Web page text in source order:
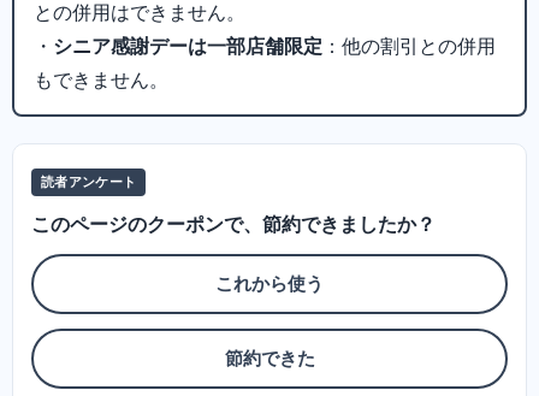
との併用はできません。
・ シニア感謝デーは一部店舗限定 ：他の割引との併用
もできません。
読者アンケート
このページのクーポンで、節約できましたか？
これから使う
節約できた